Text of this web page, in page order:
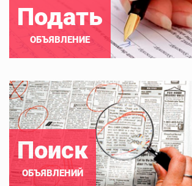
Подать
ОБЪЯВЛЕНИЕ
Поиск
ОБЪЯВЛЕНИЙ